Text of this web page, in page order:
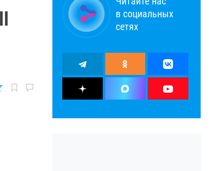
в социальных
сетях